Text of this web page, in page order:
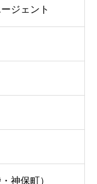
ジェント
神保町）